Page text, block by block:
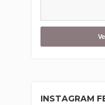
INSTAGRAM